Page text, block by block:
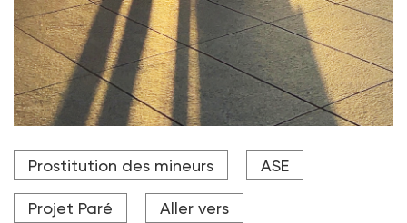
L’équipe accompagne par ailleurs 12 jeunes en
situation de prostitution, dont la fugue rend le
Crédit photo Stock - Adobe
Prostitution des mineurs ASE
Projet Paré Aller vers